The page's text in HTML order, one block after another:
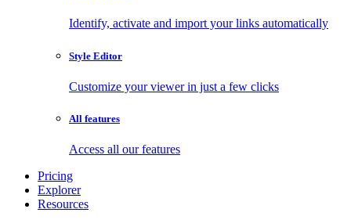
Identify, activate and import your links automatically
Style Editor
Customize your viewer in just a few clicks
All features
Access all our features
Pricing
Explorer
Resources